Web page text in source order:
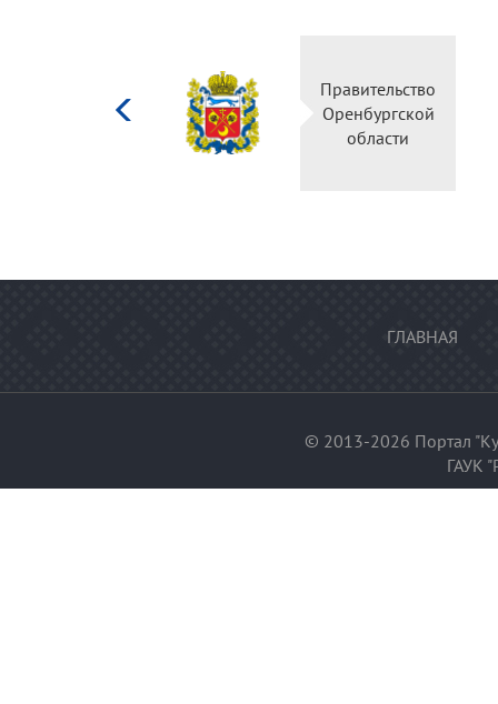
Правительство
Оренбургской
области
ГЛАВНАЯ
© 2013-2026 Портал
ГАУК